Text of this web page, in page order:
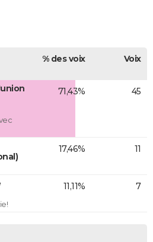
% des voix Voix
71,43% 45
17,46% 11
11,11% 7